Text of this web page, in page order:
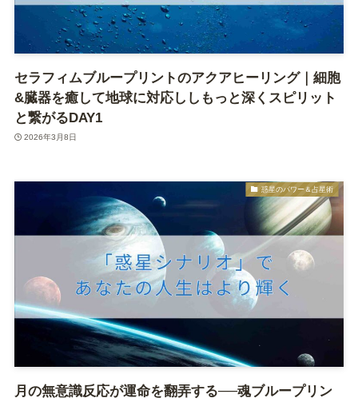
セラフィムブループリントのアクアヒーリング｜細胞
&臓器を癒して地球に対応ししもっと深くスピリット
と繋がるDAY1
2026年3月8日
惑星のパワー＆占星術
月の無意識反応が運命を翻弄する──魂ブループリン